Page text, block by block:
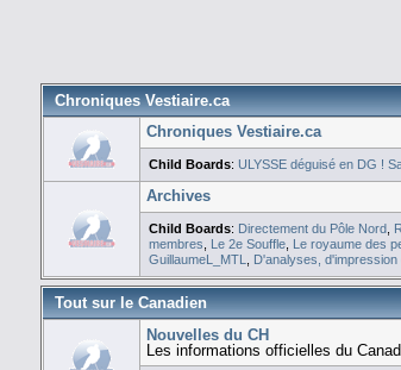
Chroniques Vestiaire.ca
Chroniques Vestiaire.ca
Child Boards:ULYSSE déguisé en DG !
Archives
Child Boards: Directement du Pôle Nord
membres
Le 2e Souffle Le royaume des
GuillaumeL_MTL
D'analyses, d'impression
Tout sur le Canadien
Nouvelles du CH
Les informations officielles du